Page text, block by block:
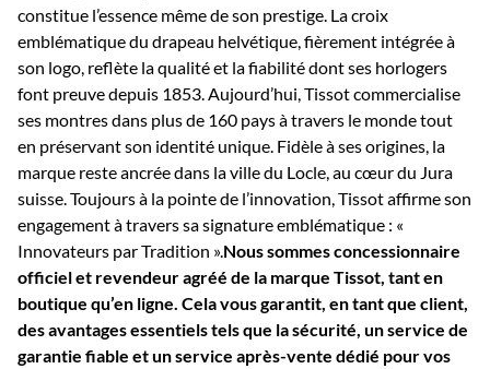
constitue l’essence même de son prestige. La croix
emblématique du drapeau helvétique, fièrement intégrée à
son logo, reflète la qualité et la fiabilité dont ses horlogers
font preuve depuis 1853. Aujourd’hui, Tissot commercialise
ses montres dans plus de 160 pays à travers le monde tout
en préservant son identité unique. Fidèle à ses origines, la
marque reste ancrée dans la ville du Locle, au cœur du Jura
suisse. Toujours à la pointe de l’innovation, Tissot affirme son
engagement à travers sa signature emblématique : «
Innovateurs par Tradition ».Nous sommes concessionnaire
officiel et revendeur agréé de la marque Tissot, tant en
boutique qu’en ligne. Cela vous garantit, en tant que client,
des avantages essentiels tels que la sécurité, un service de
garantie fiable et un service après-vente dédié pour vos